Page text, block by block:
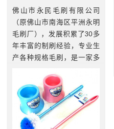
佛山市永民毛刷有限公司
（原佛山市南海区平洲永明
毛刷厂），发展积累了30多
年丰富的制刷经验，专业生
产各种规格毛刷，是一家多
制造基地。我厂拥有一批高
素质和精干技术熟练的员
工，引进...
查看更多